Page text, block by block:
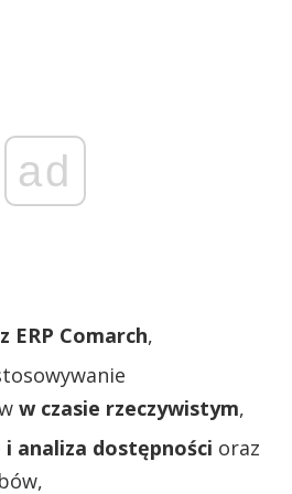
ad
z ERP Comarch,
w czasie rzeczywistym,
analiza dostępności oraz